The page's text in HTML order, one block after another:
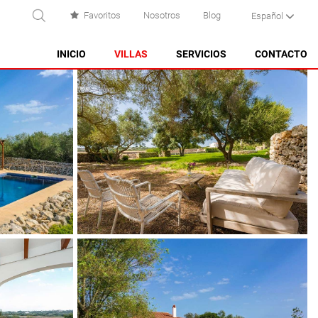
Favoritos Nosotros Blog Español
INICIO VILLAS
ES CASTELL
ES GRAU
MAHÓN
NA MACARET
PUNTA PRIMA - SON GANXO
SANT LLUÍS
SANTO TOMAS
SON BOU
SERVICIOS CONTACTO